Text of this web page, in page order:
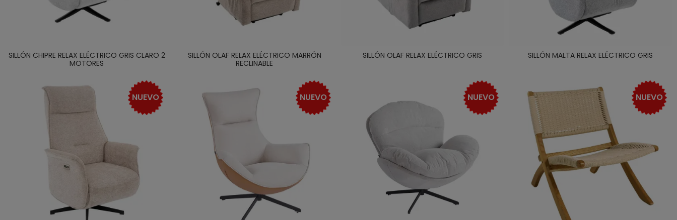
SILLÓN CHIPRE RELAX ELÉCTRICO GRIS CLARO 2
MOTORES
SILLÓN OLAF RELAX ELÉCTRICO MARRÓN
RECLINABLE
SILLÓN OLAF RELAX ELÉCTRICO GRIS SILLÓN MALTA RELAX ELÉCTRICO GRIS
NUEVO NUEVO NUEVO NUEVO